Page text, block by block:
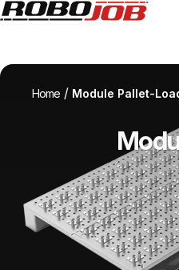
Home / Module Pallet-